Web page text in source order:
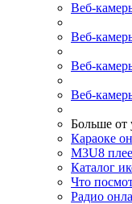
Веб-
Веб-
Веб-
Веб-
Больше от
Караоке
M3U8
Каталог
Что
Радио